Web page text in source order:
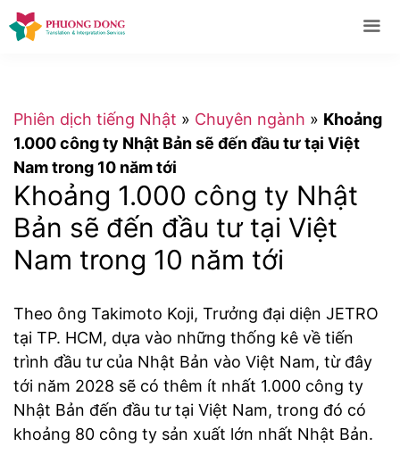
Skip
to
Phiên dịch tiếng Nhật » Chuyên ngành » Khoảng
1.000 công ty Nhật Bản sẽ đến đầu tư tại Việt
Nam trong 10 năm tới
Khoảng 1.000 công ty Nhật
Bản sẽ đến đầu tư tại Việt
Nam trong 10 năm tới
Theo ông Takimoto Koji, Trưởng đại diện JETRO
tại TP. HCM, dựa vào những thống kê về tiến
trình đầu tư của Nhật Bản vào Việt Nam, từ đây
tới năm 2028 sẽ có thêm ít nhất 1.000 công ty
Nhật Bản đến đầu tư tại Việt Nam, trong đó có
khoảng 80 công ty sản xuất lớn nhất Nhật Bản.